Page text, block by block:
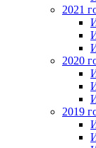
2021
2020
2019